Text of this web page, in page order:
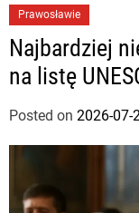
Prawosławie
Najbardziej
na listę
Posted on 2026-07-